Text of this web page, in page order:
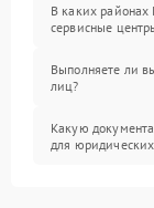
В каких районах
сервисные
Выполняете ли
лиц?
Какую
для